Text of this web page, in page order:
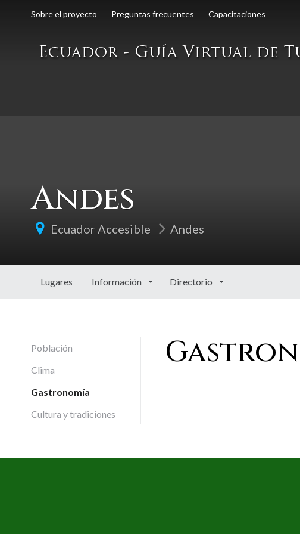
Sobre el proyecto Preguntas frecuentes Capacitaciones
Andes
Ecuador Accesible Andes
Lugares Información Directorio
Población
Clima
Gastronomía
Cultura y tradiciones